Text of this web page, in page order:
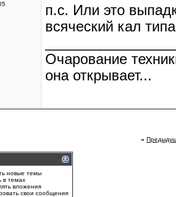
п.с. Или это
всяческий кал
Очарование
она открывает...
«
новые темы
в темах
вложения
свои сообщения